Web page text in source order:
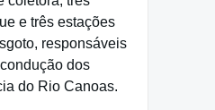
e três estações
responsáveis
dos
do Rio Canoas.